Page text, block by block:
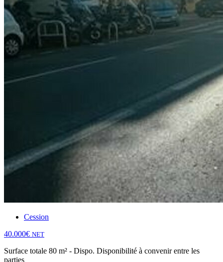
Cession
40.000€ NET
Surface totale 80 m² - Dispo. Disponibilité à convenir entre les
parties